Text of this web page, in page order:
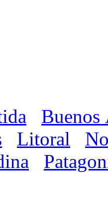
Buenos
Litoral